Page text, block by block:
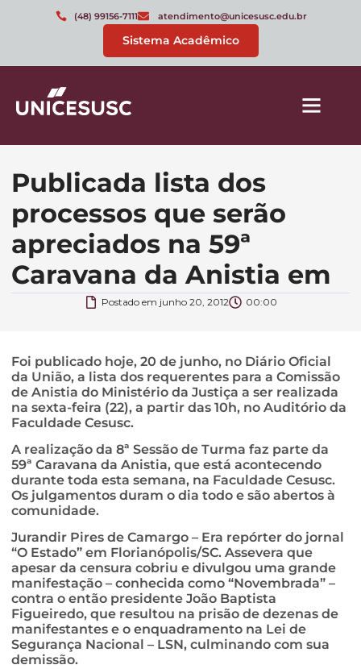
(48) 99156-7111 atendimento@unicesusc.edu.br
Sistema Acadêmico
Publicada lista dos
processos que serão
apreciados na 59ª
Caravana da Anistia em
Postado em junho 20, 2012 00:00
Foi publicado hoje, 20 de junho, no Diário Oficial
da União, a lista dos requerentes para a Comissão
de Anistia do Ministério da Justiça a ser realizada
na sexta-feira (22), a partir das 10h, no Auditório da
Faculdade Cesusc.
A realização da 8ª Sessão de Turma faz parte da
59ª Caravana da Anistia, que está acontecendo
durante toda esta semana, na Faculdade Cesusc.
Os julgamentos duram o dia todo e são abertos à
comunidade.
Jurandir Pires de Camargo – Era repórter do jornal
“O Estado” em Florianópolis/SC. Assevera que
apesar da censura cobriu e divulgou uma grande
manifestação – conhecida como “Novembrada” –
contra o então presidente João Baptista
Figueiredo, que resultou na prisão de dezenas de
manifestantes e o enquadramento na Lei de
Segurança Nacional – LSN, culminando com sua
demissão.